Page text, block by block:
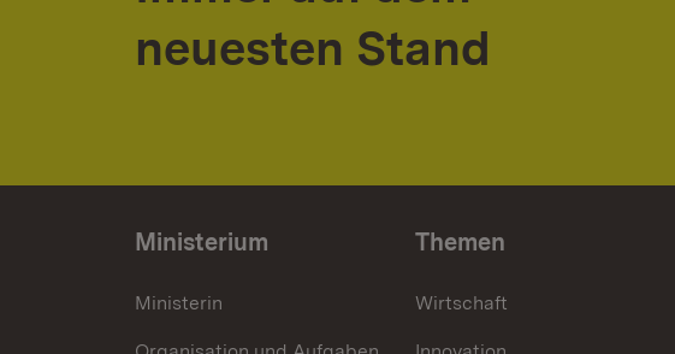
neuesten Stand
Ministerium
Ministerin
Themen
Wirtschaft